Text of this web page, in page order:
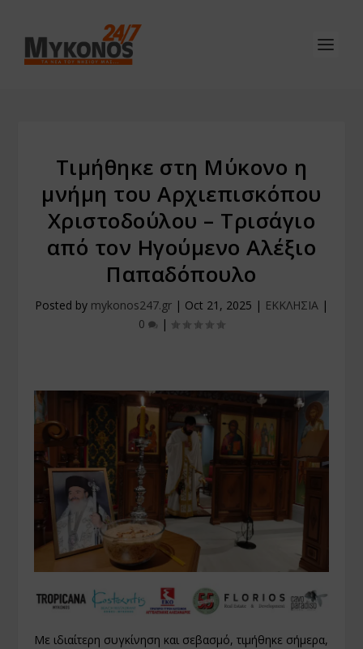
Τιμήθηκε στη Μύκονο η
μνήμη του Αρχιεπισκόπου
Χριστοδούλου – Τρισάγιο
από τον Ηγούμενο Αλέξιο
Παπαδόπουλο
Posted by mykonos247.gr | Oct 21, 2025 | ΕΚΚΛΗΣΙΑ |
0
|
Με ιδιαίτερη συγκίνηση και σεβασμό, τιμήθηκε σήμερα,